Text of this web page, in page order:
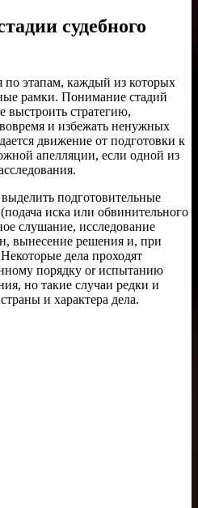
судебного
по этапам, каждый из которых
рамки. Понимание стадий
выстроить стратегию,
вовремя и избежать ненужных
движение от подготовки к
апелляции, если одной из
подготовительные
иска или обвинительного
слушание, исследование
вынесение решения и, при
дела проходят
порядку or испытанию
но такие случаи редки и
и характера дела.